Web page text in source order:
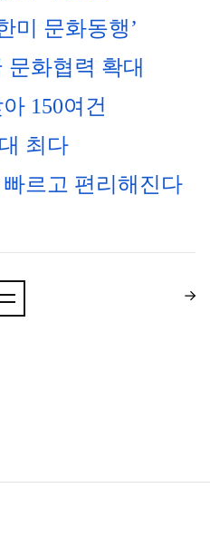
미 문화동행’
문화협력 확대
150여건
최다
르고 편리해진다